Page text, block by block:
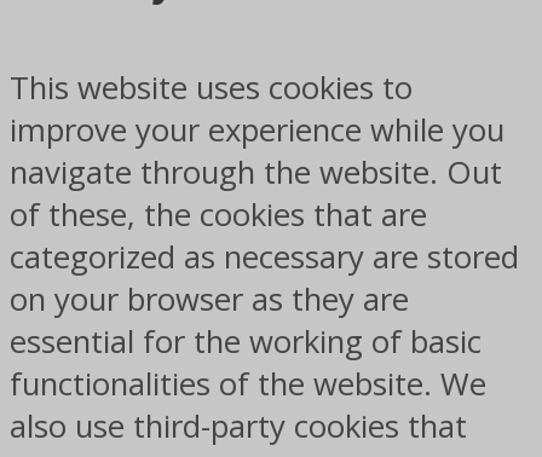
This website uses cookies to
improve your experience while you
navigate through the website. Out
of these, the cookies that are
categorized as necessary are stored
on your browser as they are
essential for the working of basic
functionalities of the website. We
also use third-party cookies that